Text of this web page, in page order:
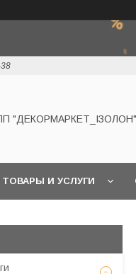
"ДЕКОРМАРКЕТ_ІЗОЛОН"
ТОВАРЫ И УСЛУГИ